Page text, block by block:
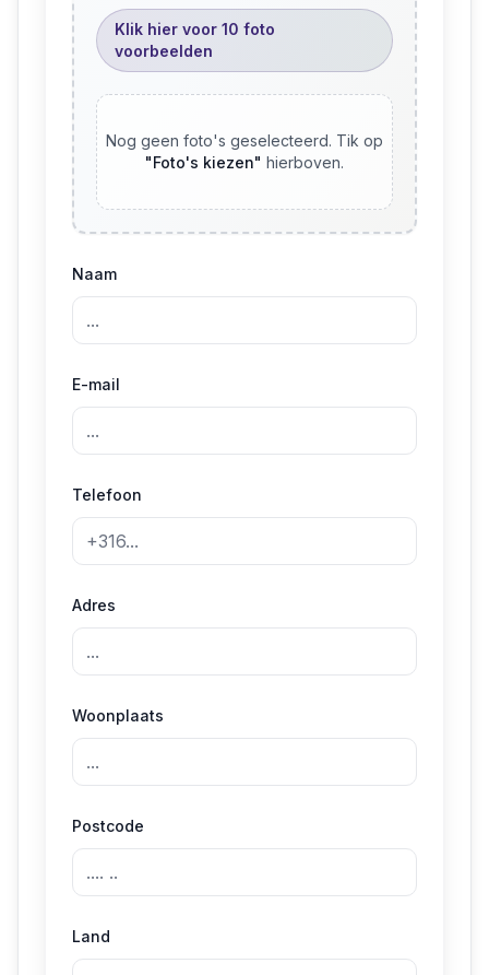
Klik hier voor 10 foto
voorbeelden
Nog geen foto's geselecteerd. Tik op
"Foto's kiezen" hierboven.
Naam
E-mail
Telefoon
Adres
Woonplaats
Postcode
Land